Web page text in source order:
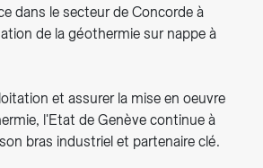
dans le secteur de Concorde à
de la géothermie sur nappe à
et assurer la mise en oeuvre
l'Etat de Genève continue à
bras industriel et partenaire clé.